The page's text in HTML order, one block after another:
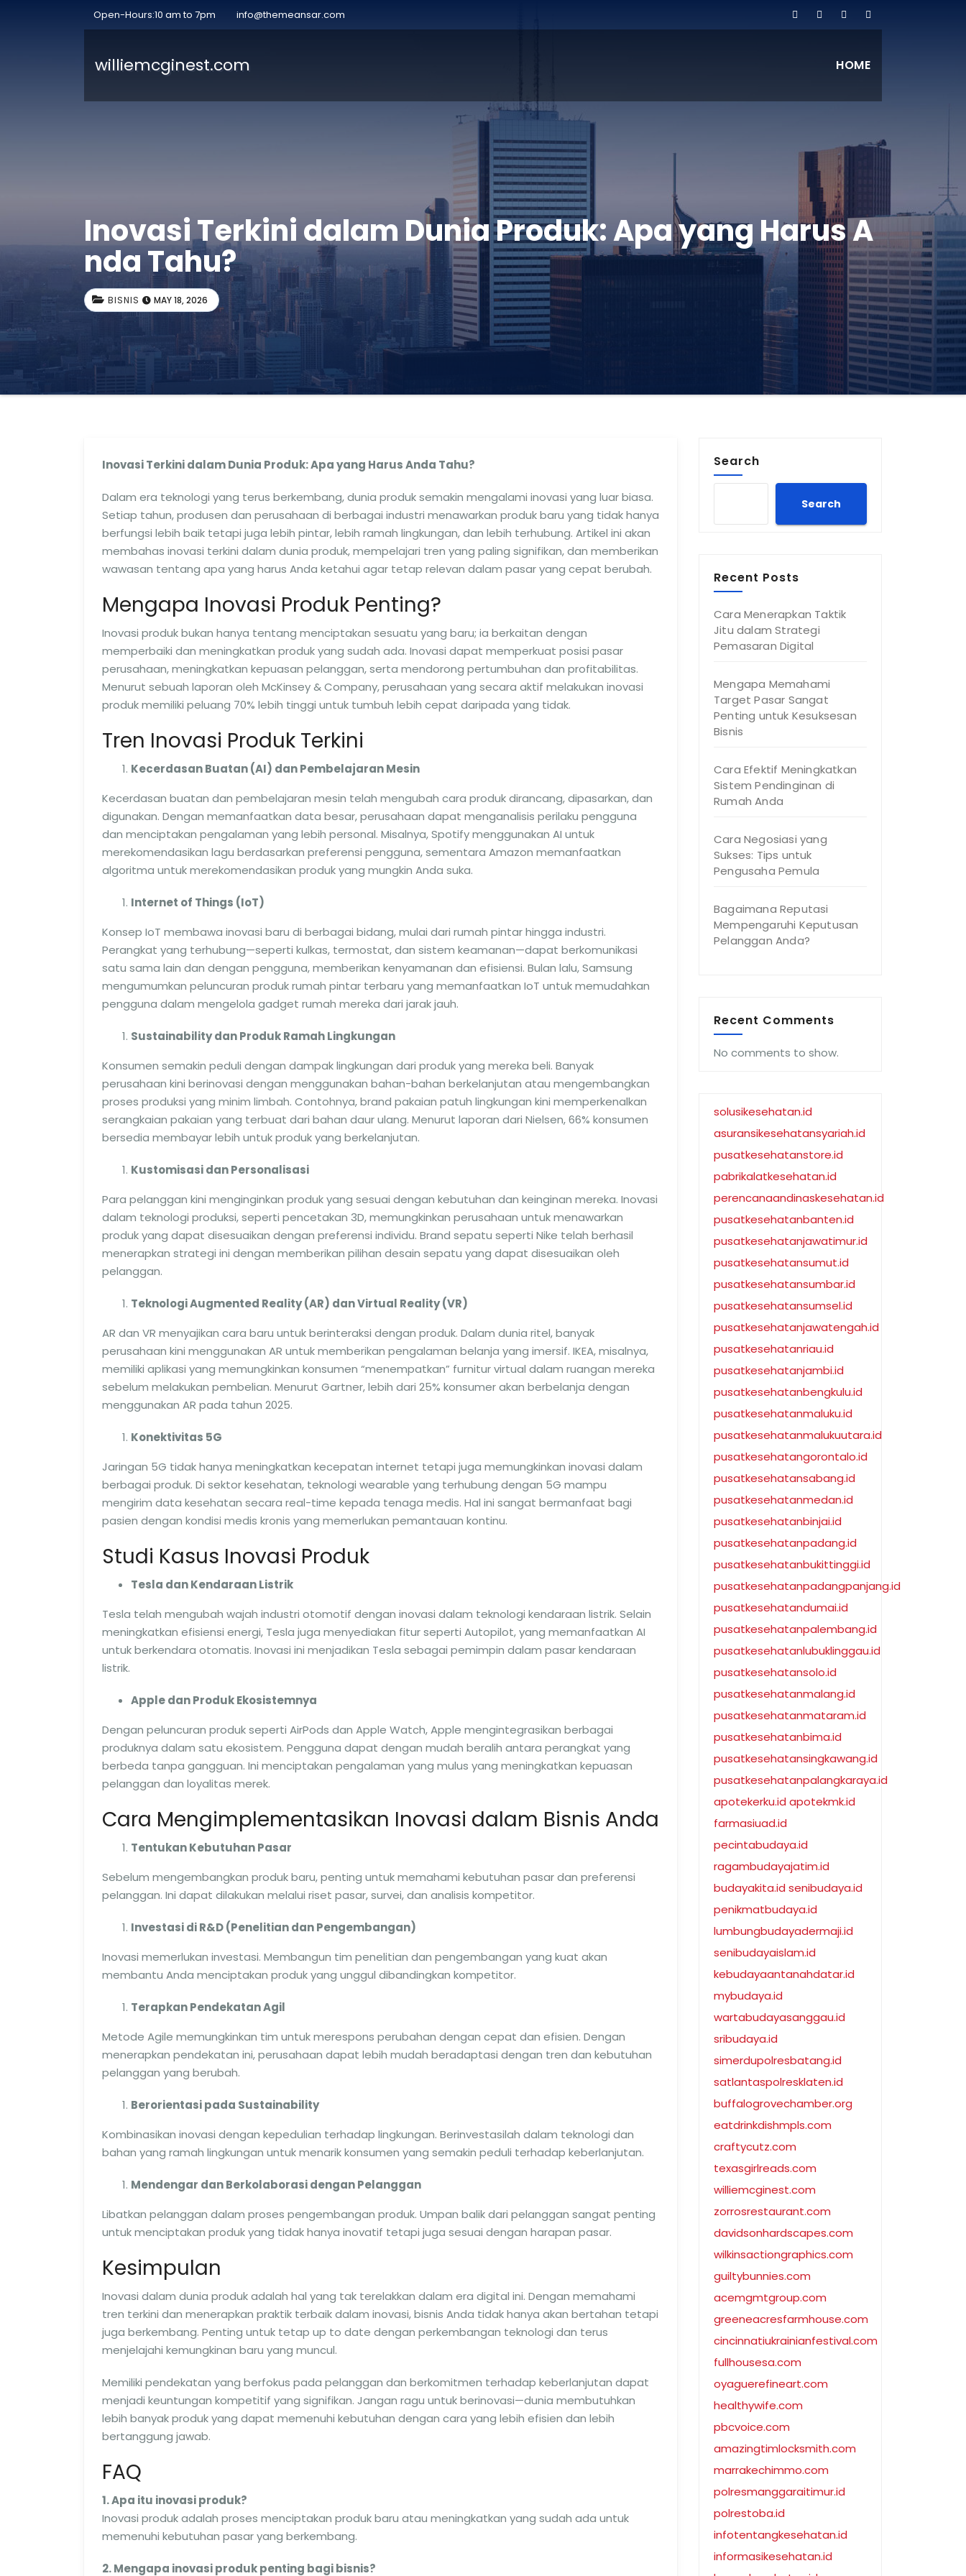
Open-Hours:10 am to 7pm info@themeansar.com
williemcginest.com HOME
Inovasi Terkini dalam Dunia Produk: Apa yang Harus A
nda Tahu?
BISNIS MAY 18, 2026
Inovasi Terkini dalam Dunia Produk: Apa yang Harus Anda Tahu?
Dalam era teknologi yang terus berkembang, dunia produk semakin mengalami inovasi yang luar biasa.
Setiap tahun, produsen dan perusahaan di berbagai industri menawarkan produk baru yang tidak hanya
berfungsi lebih baik tetapi juga lebih pintar, lebih ramah lingkungan, dan lebih terhubung. Artikel ini akan
membahas inovasi terkini dalam dunia produk, mempelajari tren yang paling signifikan, dan memberikan
wawasan tentang apa yang harus Anda ketahui agar tetap relevan dalam pasar yang cepat berubah.
Mengapa Inovasi Produk Penting?
Inovasi produk bukan hanya tentang menciptakan sesuatu yang baru; ia berkaitan dengan
memperbaiki dan meningkatkan produk yang sudah ada. Inovasi dapat memperkuat posisi pasar
perusahaan, meningkatkan kepuasan pelanggan, serta mendorong pertumbuhan dan profitabilitas.
Menurut sebuah laporan oleh McKinsey & Company, perusahaan yang secara aktif melakukan inovasi
produk memiliki peluang 70% lebih tinggi untuk tumbuh lebih cepat daripada yang tidak.
Tren Inovasi Produk Terkini
Kecerdasan Buatan (AI) dan Pembelajaran Mesin
Kecerdasan buatan dan pembelajaran mesin telah mengubah cara produk dirancang, dipasarkan, dan
digunakan. Dengan memanfaatkan data besar, perusahaan dapat menganalisis perilaku pengguna
dan menciptakan pengalaman yang lebih personal. Misalnya, Spotify menggunakan AI untuk
merekomendasikan lagu berdasarkan preferensi pengguna, sementara Amazon memanfaatkan
algoritma untuk merekomendasikan produk yang mungkin Anda suka.
Internet of Things (IoT)
Konsep IoT membawa inovasi baru di berbagai bidang, mulai dari rumah pintar hingga industri.
Perangkat yang terhubung—seperti kulkas, termostat, dan sistem keamanan—dapat berkomunikasi
satu sama lain dan dengan pengguna, memberikan kenyamanan dan efisiensi. Bulan lalu, Samsung
mengumumkan peluncuran produk rumah pintar terbaru yang memanfaatkan IoT untuk memudahkan
pengguna dalam mengelola gadget rumah mereka dari jarak jauh.
Sustainability dan Produk Ramah Lingkungan
Konsumen semakin peduli dengan dampak lingkungan dari produk yang mereka beli. Banyak
perusahaan kini berinovasi dengan menggunakan bahan-bahan berkelanjutan atau mengembangkan
proses produksi yang minim limbah. Contohnya, brand pakaian patuh lingkungan kini memperkenalkan
serangkaian pakaian yang terbuat dari bahan daur ulang. Menurut laporan dari Nielsen, 66% konsumen
bersedia membayar lebih untuk produk yang berkelanjutan.
Kustomisasi dan Personalisasi
Para pelanggan kini menginginkan produk yang sesuai dengan kebutuhan dan keinginan mereka. Inovasi
dalam teknologi produksi, seperti pencetakan 3D, memungkinkan perusahaan untuk menawarkan
produk yang dapat disesuaikan dengan preferensi individu. Brand sepatu seperti Nike telah berhasil
menerapkan strategi ini dengan memberikan pilihan desain sepatu yang dapat disesuaikan oleh
pelanggan.
Teknologi Augmented Reality (AR) dan Virtual Reality (VR)
AR dan VR menyajikan cara baru untuk berinteraksi dengan produk. Dalam dunia ritel, banyak
perusahaan kini menggunakan AR untuk memberikan pengalaman belanja yang imersif. IKEA, misalnya,
memiliki aplikasi yang memungkinkan konsumen “menempatkan” furnitur virtual dalam ruangan mereka
sebelum melakukan pembelian. Menurut Gartner, lebih dari 25% konsumer akan berbelanja dengan
menggunakan AR pada tahun 2025.
Konektivitas 5G
Jaringan 5G tidak hanya meningkatkan kecepatan internet tetapi juga memungkinkan inovasi dalam
berbagai produk. Di sektor kesehatan, teknologi wearable yang terhubung dengan 5G mampu
mengirim data kesehatan secara real-time kepada tenaga medis. Hal ini sangat bermanfaat bagi
pasien dengan kondisi medis kronis yang memerlukan pemantauan kontinu.
Studi Kasus Inovasi Produk
Tesla dan Kendaraan Listrik
Tesla telah mengubah wajah industri otomotif dengan inovasi dalam teknologi kendaraan listrik. Selain
meningkatkan efisiensi energi, Tesla juga menyediakan fitur seperti Autopilot, yang memanfaatkan AI
untuk berkendara otomatis. Inovasi ini menjadikan Tesla sebagai pemimpin dalam pasar kendaraan
listrik.
Apple dan Produk Ekosistemnya
Dengan peluncuran produk seperti AirPods dan Apple Watch, Apple mengintegrasikan berbagai
produknya dalam satu ekosistem. Pengguna dapat dengan mudah beralih antara perangkat yang
berbeda tanpa gangguan. Ini menciptakan pengalaman yang mulus yang meningkatkan kepuasan
pelanggan dan loyalitas merek.
Cara Mengimplementasikan Inovasi dalam Bisnis Anda
Tentukan Kebutuhan Pasar
Sebelum mengembangkan produk baru, penting untuk memahami kebutuhan pasar dan preferensi
pelanggan. Ini dapat dilakukan melalui riset pasar, survei, dan analisis kompetitor.
Investasi di R&D (Penelitian dan Pengembangan)
Inovasi memerlukan investasi. Membangun tim penelitian dan pengembangan yang kuat akan
membantu Anda menciptakan produk yang unggul dibandingkan kompetitor.
Terapkan Pendekatan Agil
Metode Agile memungkinkan tim untuk merespons perubahan dengan cepat dan efisien. Dengan
menerapkan pendekatan ini, perusahaan dapat lebih mudah beradaptasi dengan tren dan kebutuhan
pelanggan yang berubah.
Berorientasi pada Sustainability
Kombinasikan inovasi dengan kepedulian terhadap lingkungan. Berinvestasilah dalam teknologi dan
bahan yang ramah lingkungan untuk menarik konsumen yang semakin peduli terhadap keberlanjutan.
Mendengar dan Berkolaborasi dengan Pelanggan
Libatkan pelanggan dalam proses pengembangan produk. Umpan balik dari pelanggan sangat penting
untuk menciptakan produk yang tidak hanya inovatif tetapi juga sesuai dengan harapan pasar.
Kesimpulan
Inovasi dalam dunia produk adalah hal yang tak terelakkan dalam era digital ini. Dengan memahami
tren terkini dan menerapkan praktik terbaik dalam inovasi, bisnis Anda tidak hanya akan bertahan tetapi
juga berkembang. Penting untuk tetap up to date dengan perkembangan teknologi dan terus
menjelajahi kemungkinan baru yang muncul.
Memiliki pendekatan yang berfokus pada pelanggan dan berkomitmen terhadap keberlanjutan dapat
menjadi keuntungan kompetitif yang signifikan. Jangan ragu untuk berinovasi—dunia membutuhkan
lebih banyak produk yang dapat memenuhi kebutuhan dengan cara yang lebih efisien dan lebih
bertanggung jawab.
FAQ
1. Apa itu inovasi produk?
Inovasi produk adalah proses menciptakan produk baru atau meningkatkan yang sudah ada untuk
memenuhi kebutuhan pasar yang berkembang.
2. Mengapa inovasi produk penting bagi bisnis?
Search
Search
Recent Posts
Cara Menerapkan Taktik
Jitu dalam Strategi
Pemasaran Digital
Mengapa Memahami
Target Pasar Sangat
Penting untuk Kesuksesan
Bisnis
Cara Efektif Meningkatkan
Sistem Pendinginan di
Rumah Anda
Cara Negosiasi yang
Sukses: Tips untuk
Pengusaha Pemula
Bagaimana Reputasi
Mempengaruhi Keputusan
Pelanggan Anda?
Recent Comments
No comments to show.
solusikesehatan.id
asuransikesehatansyariah.id
pusatkesehatanstore.id
pabrikalatkesehatan.id
perencanaandinaskesehatan.id
pusatkesehatanbanten.id
pusatkesehatanjawatimur.id
pusatkesehatansumut.id
pusatkesehatansumbar.id
pusatkesehatansumsel.id
pusatkesehatanjawatengah.id
pusatkesehatanriau.id
pusatkesehatanjambi.id
pusatkesehatanbengkulu.id
pusatkesehatanmaluku.id
pusatkesehatanmalukuutara.id
pusatkesehatangorontalo.id
pusatkesehatansabang.id
pusatkesehatanmedan.id
pusatkesehatanbinjai.id
pusatkesehatanpadang.id
pusatkesehatanbukittinggi.id
pusatkesehatanpadangpanjang.id
pusatkesehatandumai.id
pusatkesehatanpalembang.id
pusatkesehatanlubuklinggau.id
pusatkesehatansolo.id
pusatkesehatanmalang.id
pusatkesehatanmataram.id
pusatkesehatanbima.id
pusatkesehatansingkawang.id
pusatkesehatanpalangkaraya.id
apotekerku.id apotekmk.id
farmasiuad.id
pecintabudaya.id
ragambudayajatim.id
budayakita.id senibudaya.id
penikmatbudaya.id
lumbungbudayadermaji.id
senibudayaislam.id
kebudayaantanahdatar.id
mybudaya.id
wartabudayasanggau.id
sribudaya.id
simerdupolresbatang.id
satlantaspolresklaten.id
buffalogrovechamber.org
eatdrinkdishmpls.com
craftycutz.com
texasgirlreads.com
williemcginest.com
zorrosrestaurant.com
davidsonhardscapes.com
wilkinsactiongraphics.com
guiltybunnies.com
acemgmtgroup.com
greeneacresfarmhouse.com
cincinnatiukrainianfestival.com
fullhousesa.com
oyaguerefineart.com
healthywife.com
pbcvoice.com
amazingtimlocksmith.com
marrakechimmo.com
polresmanggaraitimur.id
polrestoba.id
infotentangkesehatan.id
informasikesehatan.id